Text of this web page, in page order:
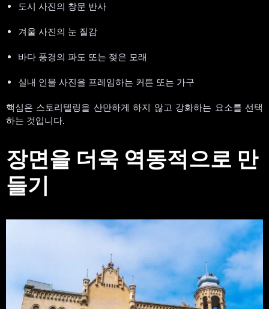
도시 사진의 창문 반사
겨울 사진의 눈 질감
바다 풍경의 파도 또는 젖은 모래
실내 인물 사진을 프레임하는 커튼 또는 가구
핵심은 스토리텔링을 산만하게 하지 않고 강화하는 요소를 선택
하는 것입니다.
장면을 더욱 역동적으로 만
들기